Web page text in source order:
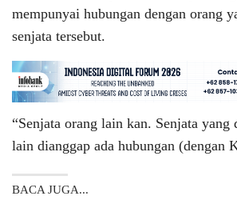
mempunyai hubungan dengan orang
senjata tersebut.
“Senjata orang lain kan. Senjata yang
lain dianggap ada hubungan (dengan
BACA JUGA...